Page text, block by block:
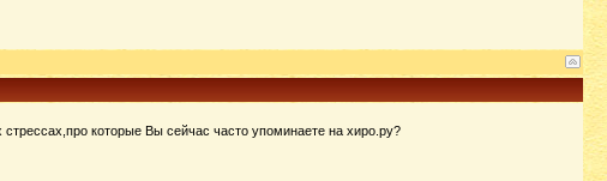
которые Вы сейчас часто упоминаете на хиро.ру?